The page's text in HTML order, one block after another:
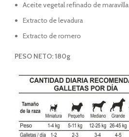
Aceite vegetal refinado de maravilla
Extracto de levadura
Extracto de romero
PESO NETO: 180g